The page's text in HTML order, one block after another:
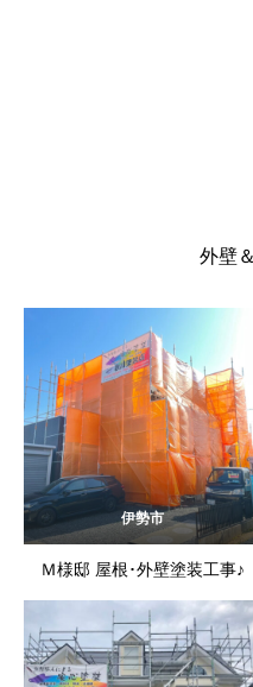
外壁
伊勢市
Ｍ様邸 屋根･外壁塗装工事♪